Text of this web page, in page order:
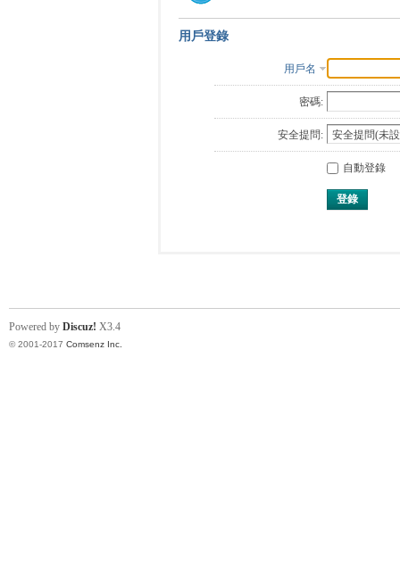
用戶登錄
用戶名
密碼:
安全提問:
自動登錄
登錄
Powered by Discuz! X3.4
© 2001-2017 Comsenz Inc.